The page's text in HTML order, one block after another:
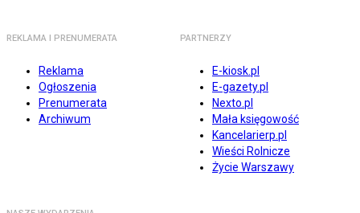
REKLAMA I PRENUMERATA
Reklama
Ogłoszenia
Prenumerata
Archiwum
PARTNERZY
E-kiosk.pl
E-gazety.pl
Nexto.pl
Mała księgowość
Kancelarierp.pl
Wieści Rolnicze
Życie Warszawy